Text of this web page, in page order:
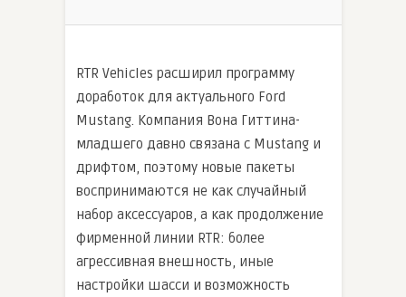
RTR Vehicles расширил программу
доработок для актуального Ford
Mustang. Компания Вона Гиттина-
младшего давно связана с Mustang и
дрифтом, поэтому новые пакеты
воспринимаются не как случайный
набор аксессуаров, а как продолжение
фирменной линии RTR: более
агрессивная внешность, иные
настройки шасси и возможность